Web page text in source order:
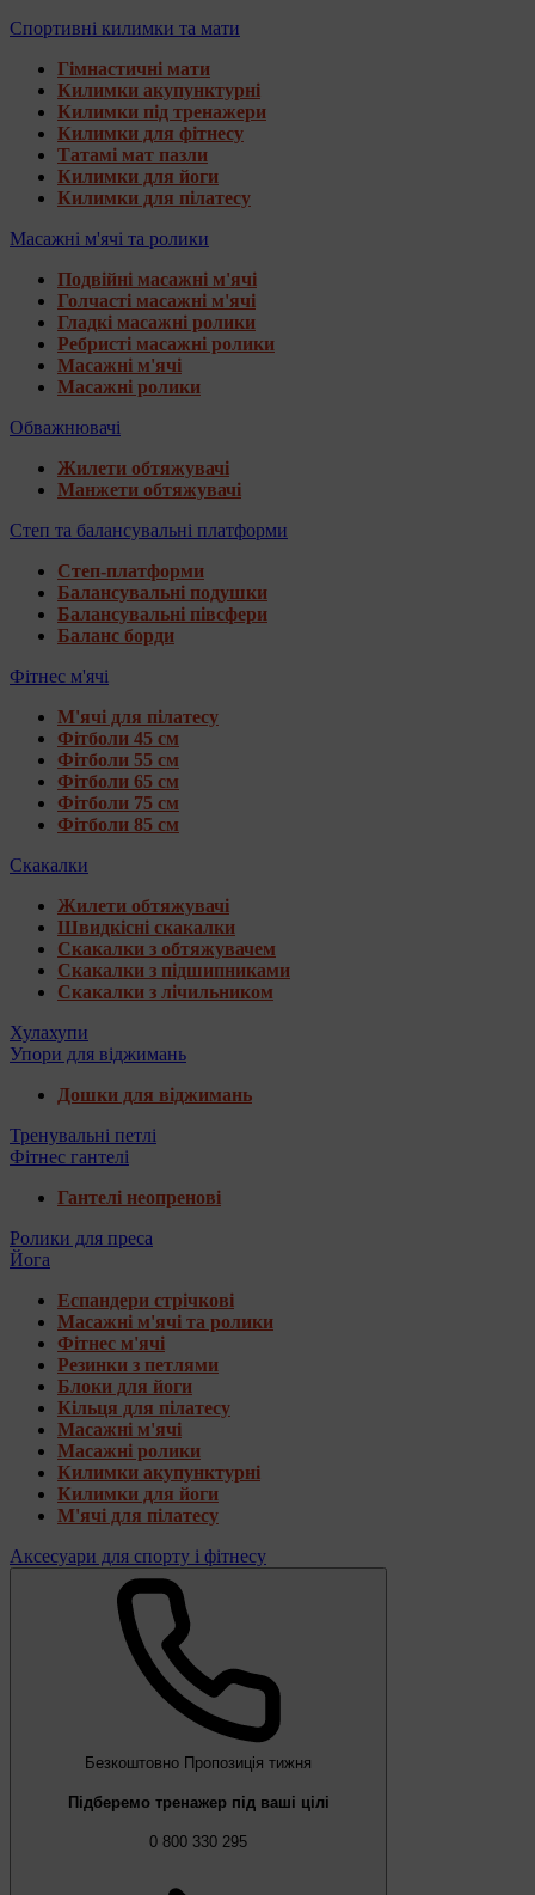
Спортивні килимки та мати
Гімнастичні мати
Килимки акупунктурні
Килимки під тренажери
Килимки для фітнесу
Татамі мат пазли
Килимки для йоги
Килимки для пілатесу
Масажні м'ячі та ролики
Подвійні масажні м'ячі
Голчасті масажні м'ячі
Гладкі масажні ролики
Ребристі масажні ролики
Масажні м'ячі
Масажні ролики
Обважнювачі
Жилети обтяжувачі
Манжети обтяжувачі
Степ та балансувальні платформи
Степ-платформи
Балансувальні подушки
Балансувальні півсфери
Баланс борди
Фітнес м'ячі
М'ячі для пілатесу
Фітболи 45 см
Фітболи 55 см
Фітболи 65 см
Фітболи 75 см
Фітболи 85 см
Скакалки
Жилети обтяжувачі
Швидкісні скакалки
Скакалки з обтяжувачем
Скакалки з підшипниками
Скакалки з лічильником
Хулахупи
Упори для віджимань
Дошки для віджимань
Тренувальні петлі
Фітнес гантелі
Гантелі неопренові
Ролики для преса
Йога
Еспандери стрічкові
Масажні м'ячі та ролики
Фітнес м'ячі
Резинки з петлями
Блоки для йоги
Кільця для пілатесу
Масажні м'ячі
Масажні ролики
Килимки акупунктурні
Килимки для йоги
М'ячі для пілатесу
Аксесуари для спорту і фітнесу
Безкоштовно Пропозиція тижня
Підберемо тренажер під ваші цілі
0 800 330 295